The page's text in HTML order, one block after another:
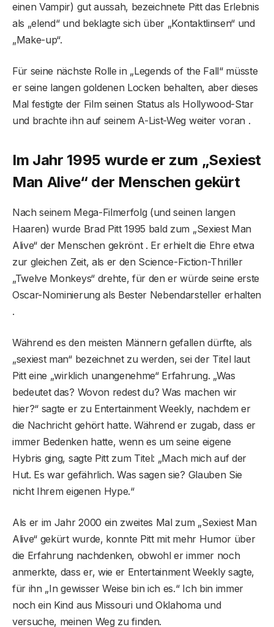
einen Vampir) gut aussah, bezeichnete Pitt das Erlebnis
als „elend“ und beklagte sich über „Kontaktlinsen“ und
„Make-up“.
Für seine nächste Rolle in „Legends of the Fall“ müsste
er seine langen goldenen Locken behalten, aber dieses
Mal festigte der Film seinen Status als Hollywood-Star
und brachte ihn auf seinem A-List-Weg weiter voran .
Im Jahr 1995 wurde er zum „Sexiest
Man Alive“ der Menschen gekürt
Nach seinem Mega-Filmerfolg (und seinen langen
Haaren) wurde Brad Pitt 1995 bald zum „Sexiest Man
Alive“ der Menschen gekrönt . Er erhielt die Ehre etwa
zur gleichen Zeit, als er den Science-Fiction-Thriller
„Twelve Monkeys“ drehte, für den er würde seine erste
Oscar-Nominierung als Bester Nebendarsteller erhalten
.
Während es den meisten Männern gefallen dürfte, als
„sexiest man“ bezeichnet zu werden, sei der Titel laut
Pitt eine „wirklich unangenehme“ Erfahrung. „Was
bedeutet das? Wovon redest du? Was machen wir
hier?“ sagte er zu Entertainment Weekly, nachdem er
die Nachricht gehört hatte. Während er zugab, dass er
immer Bedenken hatte, wenn es um seine eigene
Hybris ging, sagte Pitt zum Titel: „Mach mich auf der
Hut. Es war gefährlich. Was sagen sie? Glauben Sie
nicht Ihrem eigenen Hype.“
Als er im Jahr 2000 ein zweites Mal zum „Sexiest Man
Alive“ gekürt wurde, konnte Pitt mit mehr Humor über
die Erfahrung nachdenken, obwohl er immer noch
anmerkte, dass er, wie er Entertainment Weekly sagte,
für ihn „In gewisser Weise bin ich es.“ Ich bin immer
noch ein Kind aus Missouri und Oklahoma und
versuche, meinen Weg zu finden.